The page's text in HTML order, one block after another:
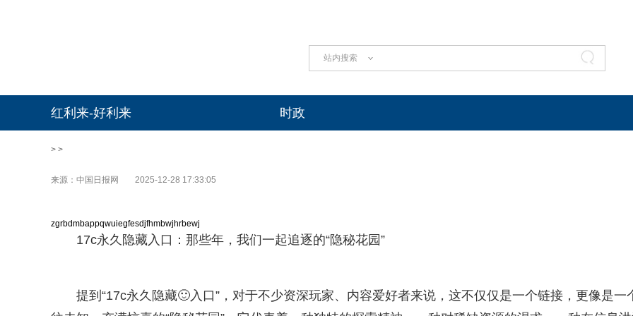
站内搜索
红利来-好利来 时政
> >
来源：中国日报网 2025-12-28 17:33:05
zgrbdmbappqwuiegfesdjfhmbwjhrbewj
17c永久隐藏入口：那些年，我们一起追逐的“隐秘花园”
提到“17c永久隐藏🙂入口”，对于不少资深玩家、内容爱好者来说，这不仅仅是一个链接，更像是一